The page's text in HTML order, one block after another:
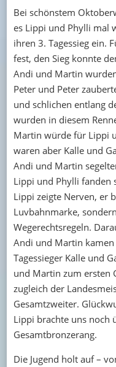
Bei schönstem
es Lippi und Phylli mal
ihren 3. Tagessieg ein.
fest, den Sieg konnte
Andi und Martin
Peter und Peter
und schlichen entlang
wurden in diesem
Martin würde für Lippi
waren aber Kalle und
Andi und Martin
Lippi und Phylli fanden
Lippi zeigte Nerven, er
Luvbahnmarke,
Wegerechtsregeln.
Andi und Martin
Tagessieger Kalle und
und Martin zum ersten
zugleich der
Gesamtzweiter.
Lippi brachte uns noch
Gesamtbronzerang.
Die Jugend holt auf –